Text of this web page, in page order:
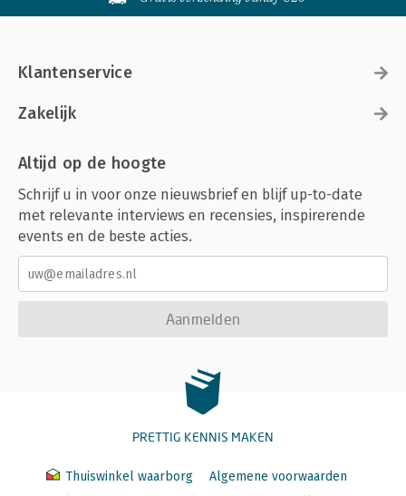
Klantenservice
Zakelijk
Altijd op de hoogte
Schrijf u in voor onze nieuwsbrief en blijf up-to-date
met relevante interviews en recensies, inspirerende
events en de beste acties.
Aanmelden
PRETTIG KENNIS MAKEN
Thuiswinkel waarborg
Algemene voorwaarden